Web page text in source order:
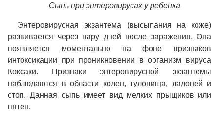
Сыпь при энтеровирусах у ребенка
Энтеровирусная экзантема (высыпания на коже)
развивается через пару дней после заражения. Она
появляется моментально на фоне признаков
интоксикации при проникновении в организм вируса
Коксаки. Признаки энтеровирусной экзантемы
наблюдаются в области колен, туловища, ладоней и
стоп. Данная сыпь имеет вид мелких прыщиков или
пятен.